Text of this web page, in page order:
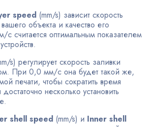
speed (mm/s) зависит скорость
объекта и качество его
считается оптимальным показателем
s) регулирует скорость заливки
При 0,0 мм/с она будет такой же,
печати, чтобы сократить время
несколько установить
shell speed (mm/s) и Inner shell